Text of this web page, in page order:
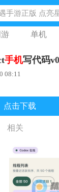
手游正版 点亮
醒生机腾讯正版
者传奇 正版奥
体验服国际服
游 单机
手机写代码
08:11
点击下载
相关